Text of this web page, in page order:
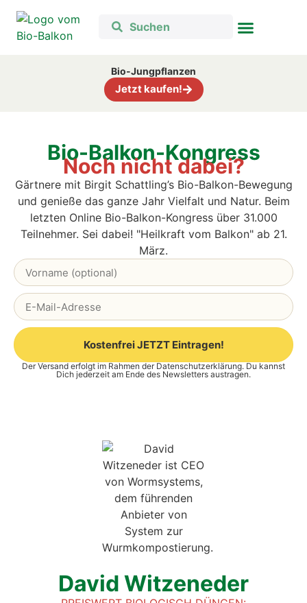
Bio-Jungpflanzen
Jetzt kaufen!
David Wit­zeneder
Bio-Balkon-Kongress
Noch nicht dabei?
Gärtnere mit Birgit Schattling’s Bio-Balkon-Bewegung
und genieße das ganze Jahr Vielfalt und Natur. Beim
letzten Online Bio-Balkon-Kongress über 31.000
Teilnehmer. Sei dabei! "Heilkraft vom Balkon" ab 21.
März.
Kostenfrei JETZT Eintragen!
Alternative:
Der Versand erfolgt im Rahmen der Datenschutzerklärung. Du kannst
Dich jederzeit am Ende des Newsletters austragen.